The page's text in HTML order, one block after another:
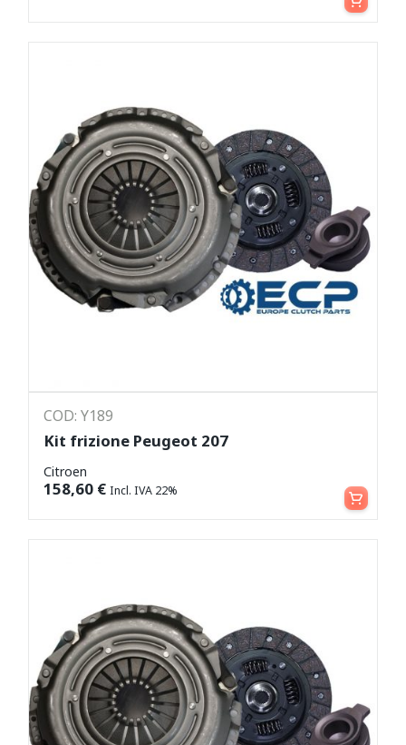
COD: Y189
Kit frizione Peugeot 207
Citroen
158,60 € Incl. IVA 22% Aggiungi al carrello